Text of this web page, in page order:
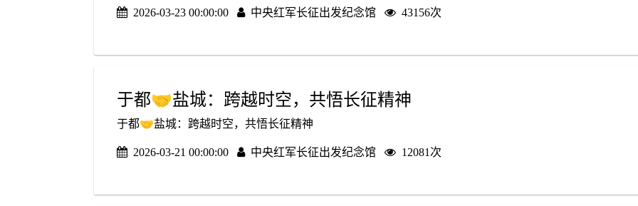
2026-03-23 00:00:00 中央红军长征出发纪念馆 43156次
于都🤝盐城：跨越时空，共悟长征精神
于都🤝盐城：跨越时空，共悟长征精神
2026-03-21 00:00:00 中央红军长征出发纪念馆 12081次